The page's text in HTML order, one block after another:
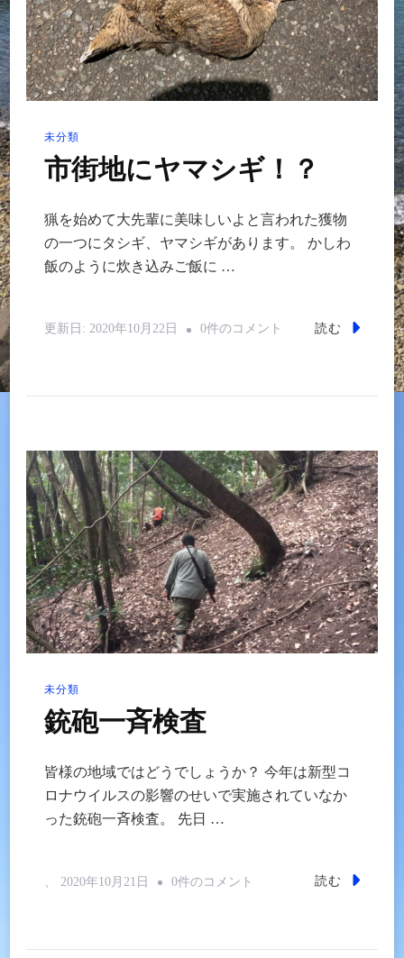
へ
の
未分類
市街地にヤマシギ！？
猟を始めて大先輩に美味しいよと言われた獲物
の一つにタシギ、ヤマシギがあります。 かしわ
飯のように炊き込みご飯に …
更新日: 2020年10月22日
市
マ
ギ！？
へ
の
0件のコメント 読む
未分類
銃砲一斉検査
皆様の地域ではどうでしょうか？ 今年は新型コ
ロナウイルスの影響のせいで実施されていなか
った銃砲一斉検査。 先日 …
2020年10月21日
銃
0件のコメント 読む